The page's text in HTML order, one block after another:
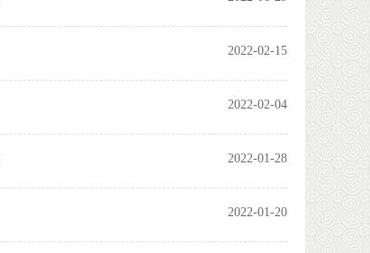
2022-02-15
2022-02-04
2022-01-28
2022-01-20